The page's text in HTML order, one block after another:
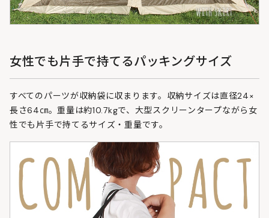
女性でも片手で持てるパッキングサイズ
すべてのパーツが収納袋に収まります。収納サイズは直径24×
長さ64㎝。重量は約10.7kgで、大型スクリーンタープながら女
性でも片手で持てるサイズ・重量です。